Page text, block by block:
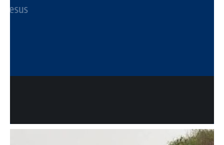
Caravana de Mauá da Serra marca presença